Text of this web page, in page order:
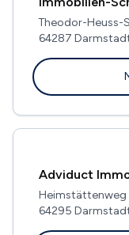
Theodor-Heuss-
64287
Adviduct
Heimstättenweg
64295